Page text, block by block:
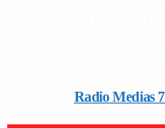
Radio Medias